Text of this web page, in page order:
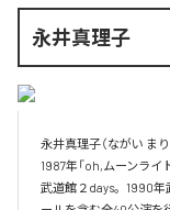
永井真理子
永井真理子（ながい ま
1987年「oh,ムーンラ
武道館２days。1990年